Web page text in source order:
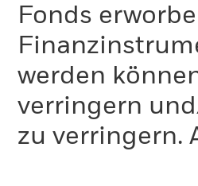
Fonds
werden
verringern
zu verringern.